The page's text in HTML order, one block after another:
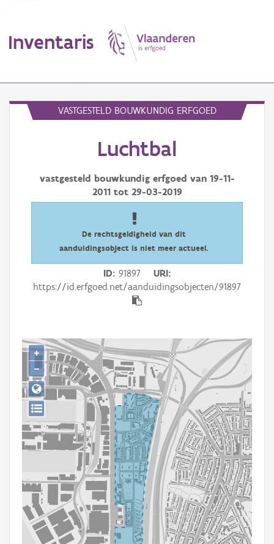
Inventaris
Aanduidingsobject
Waarneming
Persoon of collectief
Aanmelden
VASTGESTELD BOUWKUNDIG ERFGOED
Luchtbal
vastgesteld bouwkundig erfgoed van 19-11-
2011tot 29-03-2019
De rechtsgeldigheid van dit
aanduidingsobject is niet meer actueel.
ID 91897
URI
https://id.erfgoed.net/aanduidingsobjecten/91897
+
−